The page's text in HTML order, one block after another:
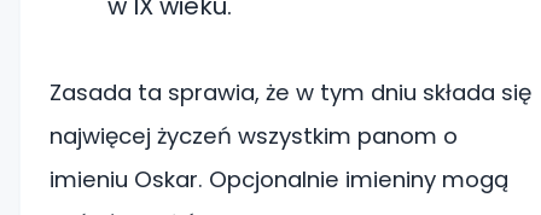
Zasada ta sprawia, że w tym dniu składa się
najwięcej życzeń wszystkim panom o
imieniu Oskar. Opcjonalnie imieniny mogą